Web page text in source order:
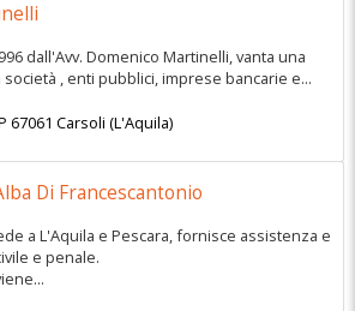
dall'Avv. Domenico Martinelli, vanta una
, enti pubblici, imprese bancarie e...
67061 Carsoli (L'Aquila)
Di Francescantonio
a L'Aquila e Pescara, fornisce assistenza e
e penale.